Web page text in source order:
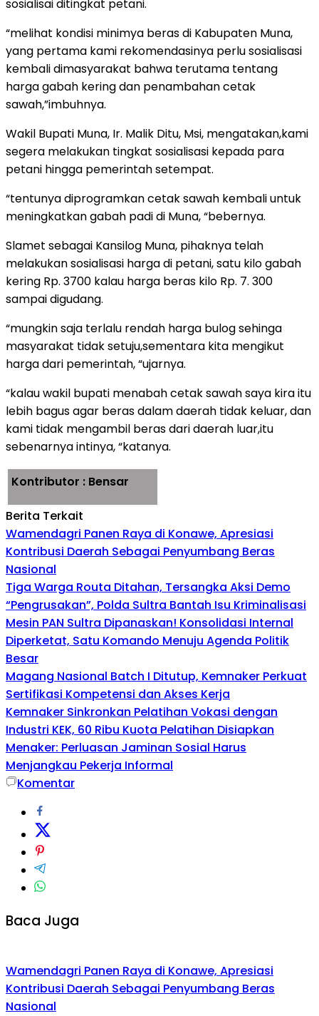
sosialisai ditingkat petani.
“melihat kondisi minimya beras di Kabupaten Muna,
yang pertama kami rekomendasinya perlu sosialisasi
kembali dimasyarakat bahwa terutama tentang
harga gabah kering dan penambahan cetak
sawah,”imbuhnya.
Wakil Bupati Muna, Ir. Malik Ditu, Msi, mengatakan,kami
segera melakukan tingkat sosialisasi kepada para
petani hingga pemerintah setempat.
“tentunya diprogramkan cetak sawah kembali untuk
meningkatkan gabah padi di Muna, “bebernya.
Slamet sebagai Kansilog Muna, pihaknya telah
melakukan sosialisasi harga di petani, satu kilo gabah
kering Rp. 3700 kalau harga beras kilo Rp. 7. 300
sampai digudang.
“mungkin saja terlalu rendah harga bulog sehinga
masyarakat tidak setuju,sementara kita mengikut
harga dari pemerintah, “ujarnya.
“kalau wakil bupati menabah cetak sawah saya kira itu
lebih bagus agar beras dalam daerah tidak keluar, dan
kami tidak mengambil beras dari daerah luar,itu
sebenarnya intinya, “katanya.
Kontributor : Bensar
Berita Terkait
Wamendagri Panen Raya di Konawe, Apresiasi
Kontribusi Daerah Sebagai Penyumbang Beras
Nasional
Tiga Warga Routa Ditahan, Tersangka Aksi Demo
“Pengrusakan”, Polda Sultra Bantah Isu Kriminalisasi
Mesin PAN Sultra Dipanaskan! Konsolidasi Internal
Diperketat, Satu Komando Menuju Agenda Politik
Besar
Magang Nasional Batch I Ditutup, Kemnaker Perkuat
Sertifikasi Kompetensi dan Akses Kerja
Kemnaker Sinkronkan Pelatihan Vokasi dengan
Industri KEK, 60 Ribu Kuota Pelatihan Disiapkan
Menaker: Perluasan Jaminan Sosial Harus
Menjangkau Pekerja Informal
Komentar
Baca Juga
Wamendagri Panen Raya di Konawe, Apresiasi
Kontribusi Daerah Sebagai Penyumbang Beras
Nasional